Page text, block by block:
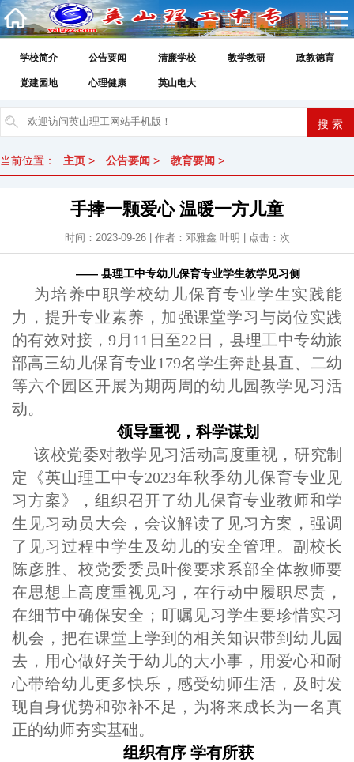
学校简介 公告要闻 清廉学校 教学教研 政教德育
党建园地 心理健康 英山电大
当前位置： 主页 > 公告要闻 > 教育要闻 >
手捧一颗爱心 温暖一方儿童
时间：2023-09-26 | 作者：邓雅鑫 叶明 | 点击： 次
—— 县理工中专幼儿保育专业学生教学见习侧
为培养中职学校幼儿保育专业学生实践能
力， 提升专业素养， 加强课堂学习与岗位实践
的有效对接 ，9 月 11 日至22 日， 县理工中专幼旅
部高三幼儿保育专业1 79名学生奔赴县直、二幼
等六个园区开展为期两周的幼儿园教学见习活
动。
领导重视，科学谋划
该校党委对教学 见习活动高度重视，研究制
定
《英山理工中专2023年秋季幼儿保育专业 见
习方案》，组织召开了幼儿保育专业教师和学
生见习动员大会，会议解读了见习方案 ，强调
了 见习过程中学生及幼儿的安全管理 。副校长
陈彦胜、校党委委员叶俊要求系部全体教师要
在思想上高度重视见习，在行动中履职尽责，
在细节中确保安全；叮嘱 见习学生要珍惜实习
机会，把在课堂上学到的相关知识带到幼儿园
去，用心做好关于幼儿的大小事，用爱心和耐
心带给幼儿更多快乐，感受幼师生活，及时发
现自身优势和弥补不足，为将来成长为一名真
正的幼师夯实基础。
组织有序 学有所获